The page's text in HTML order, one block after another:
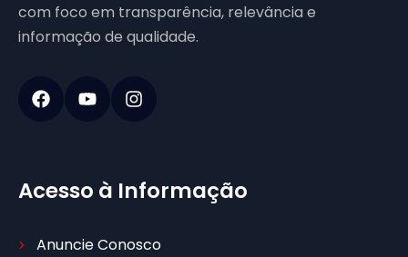
com foco em transparência, relevância e
informação de qualidade.
Acesso à Informação
Anuncie Conosco